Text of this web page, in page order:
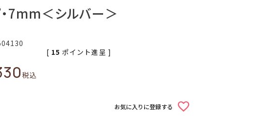
7mm＜シルバー＞
税込
[ 15 ポイント進呈 ]
お気に入りに登録する